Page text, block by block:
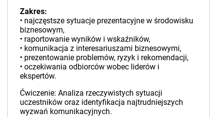
Zakres:
• najczęstsze sytuacje prezentacyjne w środowisku
biznesowym,
• raportowanie wyników i wskaźników,
• komunikacja z interesariuszami biznesowymi,
• prezentowanie problemów, ryzyk i rekomendacji,
• oczekiwania odbiorców wobec liderów i
ekspertów.
Ćwiczenie: Analiza rzeczywistych sytuacji
uczestników oraz identyfikacja najtrudniejszych
wyzwań komunikacyjnych.